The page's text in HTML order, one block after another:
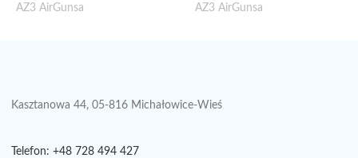
Kasztanowa 44, 05-816 Michałowice-Wieś
Telefon: +48 728 494 427